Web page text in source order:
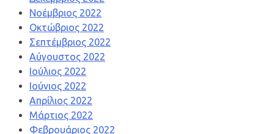
Νοέμβριος 2022
Οκτώβριος 2022
Σεπτέμβριος 2022
Αύγουστος 2022
Ιούλιος 2022
Ιούνιος 2022
Απρίλιος 2022
Μάρτιος 2022
Φεβρουάριος 2022